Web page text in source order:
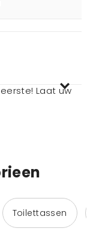
Laat uw
Toilettassen